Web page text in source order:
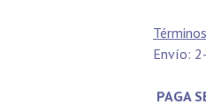
Envío:
PAGA